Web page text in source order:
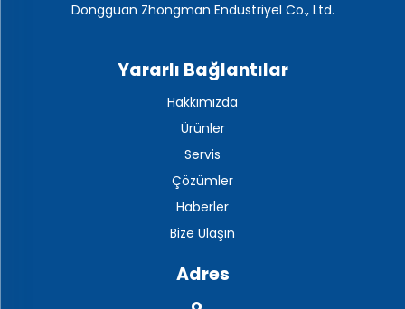
Dongguan Zhongman Endüstriyel Co., Ltd.
Yararlı Bağlantılar
Hakkımızda
Ürünler
Servis
Çözümler
Haberler
Bize Ulaşın
Adres